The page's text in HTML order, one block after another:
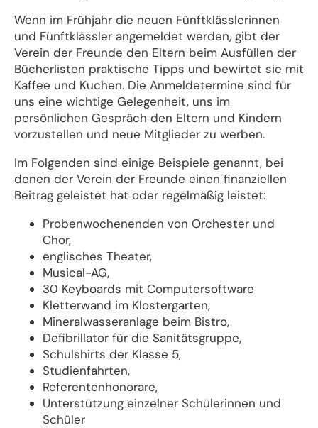
Wenn im Frühjahr die neuen Fünftklässlerinnen
und Fünftklässler angemeldet werden, gibt der
Verein der Freunde den Eltern beim Ausfüllen der
Bücherlisten praktische Tipps und bewirtet sie mit
Kaffee und Kuchen. Die Anmeldetermine sind für
uns eine wichtige Gelegenheit, uns im
persönlichen Gespräch den Eltern und Kindern
vorzustellen und neue Mitglieder zu werben.
Im Folgenden sind einige Beispiele genannt, bei
denen der Verein der Freunde einen finanziellen
Beitrag geleistet hat oder regelmäßig leistet:
Probenwochenenden von Orchester und
Chor,
englisches Theater,
Musical-AG,
30 Keyboards mit Computersoftware
Kletterwand im Klostergarten,
Mineralwasseranlage beim Bistro,
Defibrillator für die Sanitätsgruppe,
Schulshirts der Klasse 5,
Studienfahrten,
Referentenhonorare,
Unterstützung einzelner Schülerinnen und
Schüler